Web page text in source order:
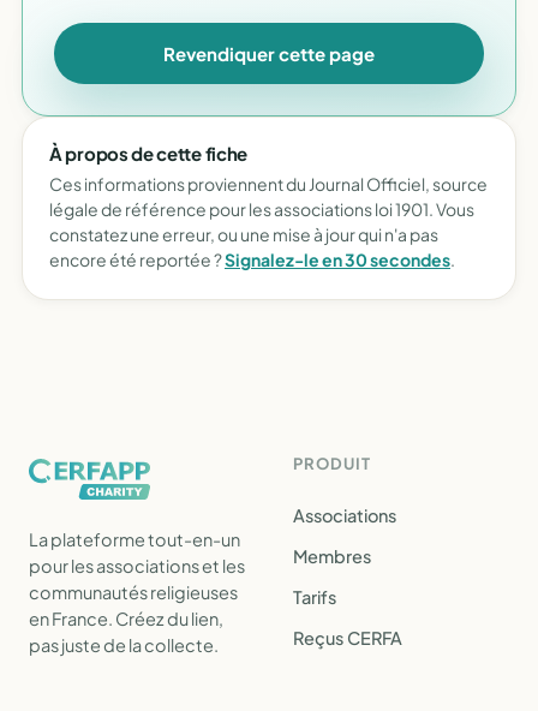
Revendiquer cette page
À propos de cette fiche
Ces informations proviennent du Journal Officiel, source
légale de référence pour les associations loi 1901. Vous
constatez une erreur, ou une mise à jour qui n'a pas
encore été reportée ?Signalez-le en 30 secondes.
La plateforme tout-en-un
pour les associations et les
communautés religieuses
en France. Créez du lien,
pas juste de la collecte.
PRODUIT
Associations
Membres
Tarifs
Reçus CERFA